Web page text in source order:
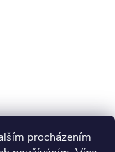
procházením